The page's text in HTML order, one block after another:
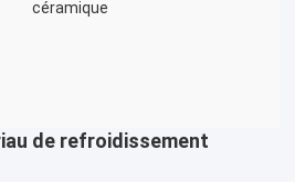
céramique
de refroidissement